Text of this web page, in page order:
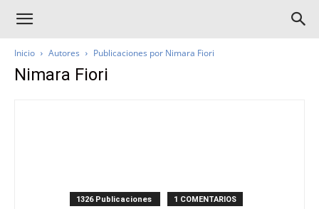
Inicio Autores Publicaciones por Nimara Fiori
Nimara Fiori
1326 Publicaciones 1 COMENTARIOS